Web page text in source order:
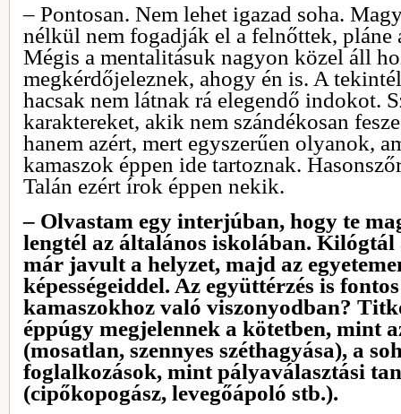
– Pontosan. Nem lehet igazad soha.
nélkül nem fogadják el a felnőttek, pláne
Mégis a mentalitásuk nagyon közel áll
megkérdőjeleznek, ahogy én is. A
hacsak nem látnak rá elegendő indokot.
karaktereket, akik nem szándékosan
hanem azért, mert egyszerűen olyanok,
kamaszok éppen ide tartoznak.
Talán ezért írok éppen nekik.
– Olvastam egy interjúban, hogy te
lengtél az általános iskolában.
már javult a helyzet, majd az
képességeiddel. Az együttérzés is
kamaszokhoz való viszonyodban?
éppúgy megjelennek a kötetben, mint
(mosatlan, szennyes széthagyása), a
foglalkozások, mint pályaválasztási
(cipőkopogász, levegőápoló stb.).